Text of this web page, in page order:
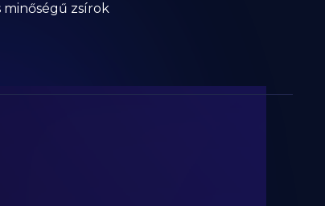
minőségű zsírok